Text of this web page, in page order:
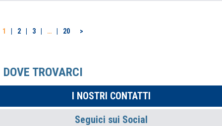
PAGINAZIONE
ARTICOLI
1 2 3 … 20 >
DOVE TROVARCI
I NOSTRI CONTATTI
Seguici sui Social